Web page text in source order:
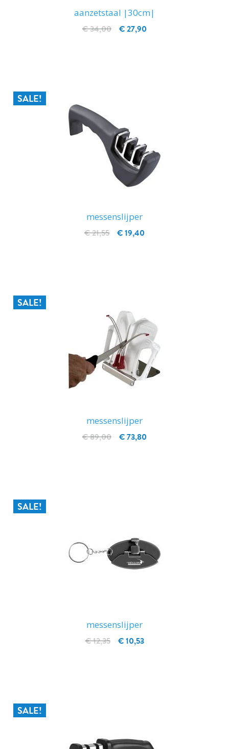
aanzetstaal |30cm|
€ 27,90
€ 34,00
SALE!
messenslijper
€ 19,40
€ 21,55
SALE!
messenslijper
€ 73,80
€ 89,00
SALE!
messenslijper
€ 10,53
€ 12,35
SALE!